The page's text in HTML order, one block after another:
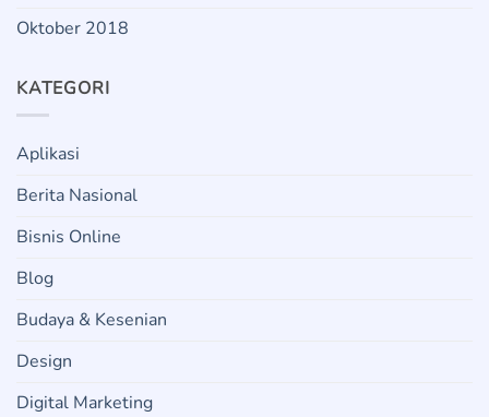
Oktober 2018
KATEGORI
Aplikasi
Berita Nasional
Bisnis Online
Blog
Budaya & Kesenian
Design
Digital Marketing